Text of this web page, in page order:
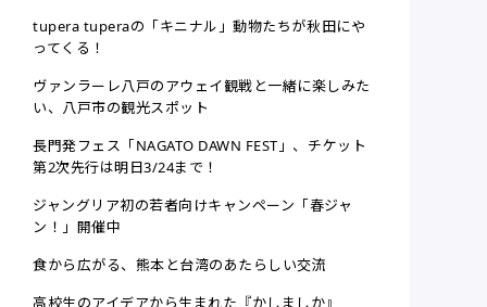
tupera tuperaの「キニナル」動物たちが秋田にや
ってくる！
ヴァンラーレ八戸のアウェイ観戦と一緒に楽しみた
い、八戸市の観光スポット
長門発フェス「NAGATO DAWN FEST」、チケット
第2次先行は明日3/24まで！
ジャングリア初の若者向けキャンペーン「春ジャ
ン！」開催中
食から広がる、熊本と台湾のあたらしい交流
高校生のアイデアから生まれた『かしましか』